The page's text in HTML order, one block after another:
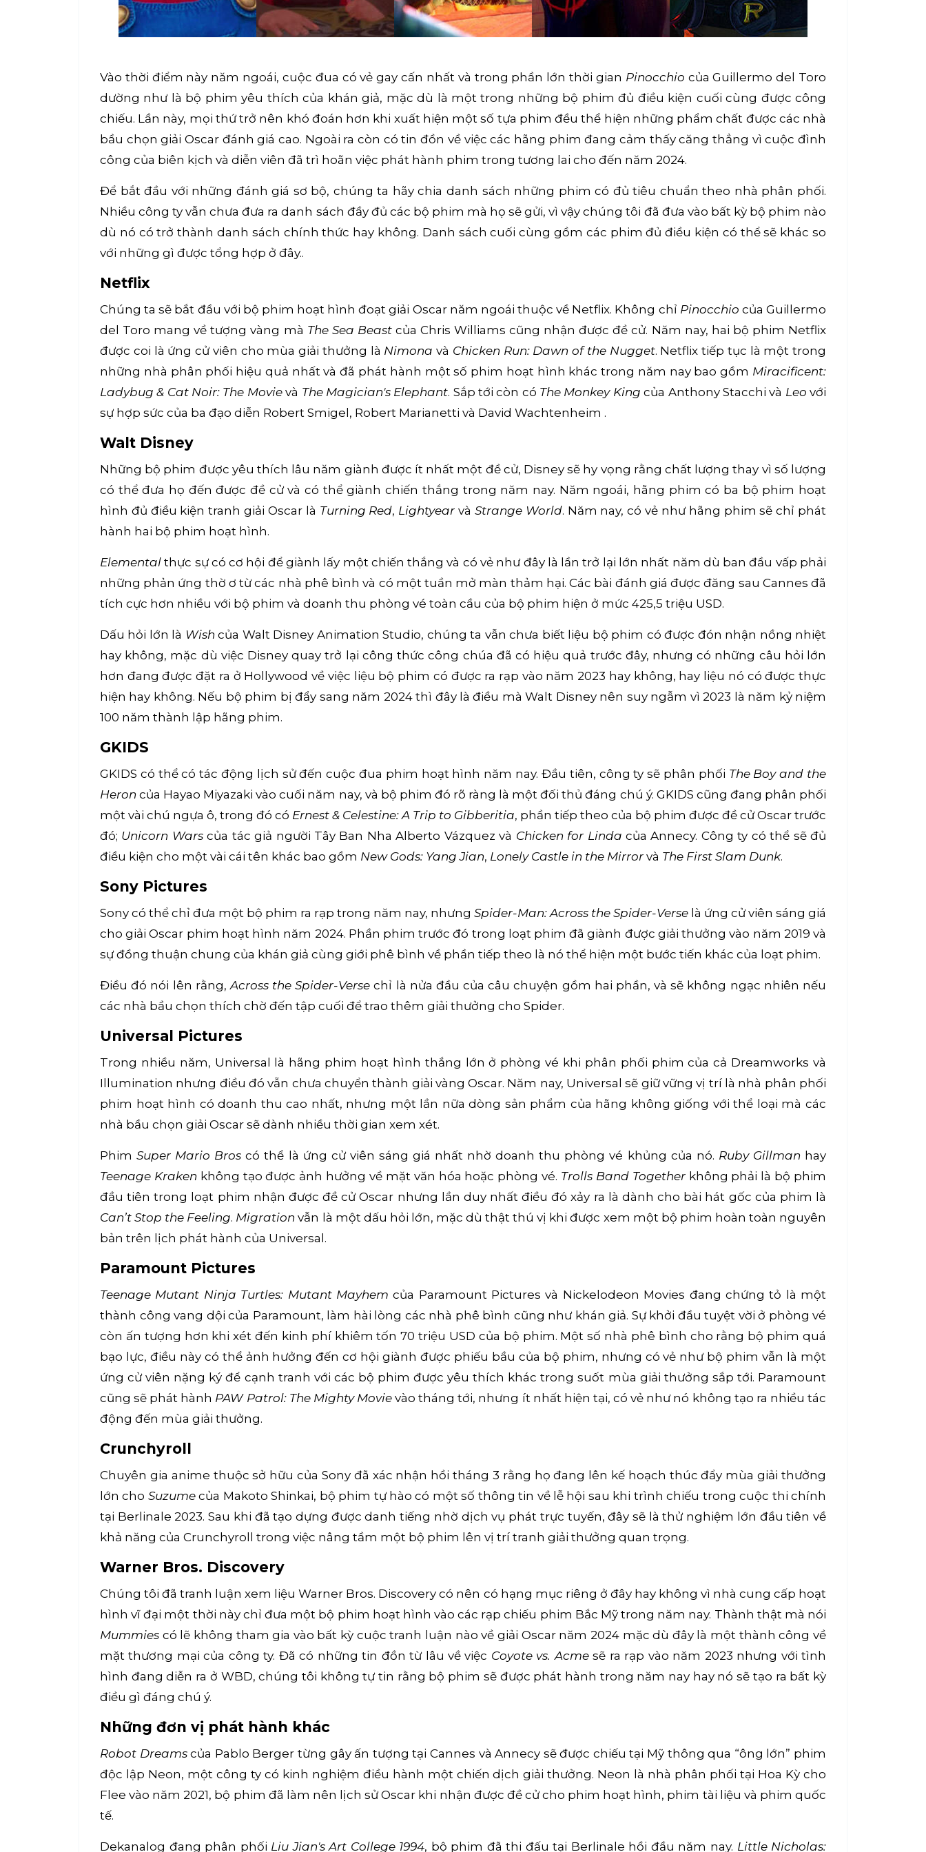
Vào thời điểm này năm ngoái, cuộc đua có vẻ gay cấn nhất và trong phần lớn thời gian Pinocchio của Guillermo del Toro
dường như là bộ phim yêu thích của khán giả, mặc dù là một trong những bộ phim đủ điều kiện cuối cùng được công
chiếu. Lần này, mọi thứ trở nên khó đoán hơn khi xuất hiện một số tựa phim đều thể hiện những phẩm chất được các nhà
bầu chọn giải Oscar đánh giá cao. Ngoài ra còn có tin đồn về việc các hãng phim đang cảm thấy căng thẳng vì cuộc đình
công của biên kịch và diễn viên đã trì hoãn việc phát hành phim trong tương lai cho đến năm 2024.
Để bắt đầu với những đánh giá sơ bộ, chúng ta hãy chia danh sách những phim có đủ tiêu chuẩn theo nhà phân phối.
Nhiều công ty vẫn chưa đưa ra danh sách đầy đủ các bộ phim mà họ sẽ gửi, vì vậy chúng tôi đã đưa vào bất kỳ bộ phim nào
dù nó có trở thành danh sách chính thức hay không. Danh sách cuối cùng gồm các phim đủ điều kiện có thể sẽ khác so
với những gì được tổng hợp ở đây..
Netflix
Chúng ta sẽ bắt đầu với bộ phim hoạt hình đoạt giải Oscar năm ngoái thuộc về Netflix. Không chỉ Pinocchio của Guillermo
del Toro mang về tượng vàng mà The Sea Beastcủa Chris Williams cũng nhận được đề cử. Năm nay, hai bộ phim Netflix
được coi là ứng cử viên cho mùa giải thưởng là Nimona và Chicken Run: Dawn of the Nugget. Netflix tiếp tục là một trong
những nhà phân phối hiệu quả nhất và đã phát hành một số phim hoạt hình khác trong năm nay bao gồm Miracificent:
Ladybug & Cat Noir: The Movievà The Magician's Elephant. Sắp tới còn có The Monkey Kingcủa Anthony Stacchi và Leo với
sự hợp sức của ba đạo diễn Robert Smigel, Robert Marianetti và David Wachtenheim .
Walt Disney
Những bộ phim được yêu thích lâu năm giành được ít nhất một đề cử, Disney sẽ hy vọng rằng chất lượng thay vì số lượng
có thể đưa họ đến được đề cử và có thể giành chiến thắng trong năm nay. Năm ngoái, hãng phim có ba bộ phim hoạt
hình đủ điều kiện tranh giải Oscar là Turning Red, Lightyear và Strange World. Năm nay, có vẻ như hãng phim sẽ chỉ phát
hành hai bộ phim hoạt hình.
Elementalthực sự có cơ hội để giành lấy một chiến thắng và có vẻ như đây là lần trở lại lớn nhất năm dù ban đầu vấp phải
những phản ứng thờ ơ từ các nhà phê bình và có một tuần mở màn thảm hại. Các bài đánh giá được đăng sau Cannes đã
tích cực hơn nhiều với bộ phim và doanh thu phòng vé toàn cầu của bộ phim hiện ở mức 425,5 triệu USD.
Dấu hỏi lớn là Wish của Walt Disney Animation Studio, chúng ta vẫn chưa biết liệu bộ phim có được đón nhận nồng nhiệt
hay không, mặc dù việc Disney quay trở lại công thức công chúa đã có hiệu quả trước đây, nhưng có những câu hỏi lớn
hơn đang được đặt ra ở Hollywood về việc liệu bộ phim có được ra rạp vào năm 2023 hay không, hay liệu nó có được thực
hiện hay không. Nếu bộ phim bị đẩy sang năm 2024 thì đây là điều mà Walt Disney nên suy ngẫm vì 2023 là năm kỷ niệm
100 năm thành lập hãng phim.
GKIDS
GKIDS có thể có tác động lịch sử đến cuộc đua phim hoạt hình năm nay. Đầu tiên, công ty sẽ phân phối The Boy and the
Heron của Hayao Miyazaki vào cuối năm nay, và bộ phim đó rõ ràng là một đối thủ đáng chú ý. GKIDS cũng đang phân phối
một vài chú ngựa ô, trong đó có Ernest & Celestine: A Trip to Gibberitia, phần tiếp theo của bộ phim được đề cử Oscar trước
đó; Unicorn Warscủa tác giả người Tây Ban Nha Alberto Vázquez và Chicken for Linda của Annecy. Công ty có thể sẽ đủ
điều kiện cho một vài cái tên khác bao gồm New Gods: Yang Jian, Lonely Castle in the Mirror và The First Slam Dunk.
Sony Pictures
Sony có thể chỉ đưa một bộ phim ra rạp trong năm nay, nhưng Spider-Man: Across the Spider-Verse là ứng cử viên sáng giá
cho giải Oscar phim hoạt hình năm 2024. Phần phim trước đó trong loạt phim đã giành được giải thưởng vào năm 2019 và
sự đồng thuận chung của khán giả cùng giới phê bình về phần tiếp theo là nó thể hiện một bước tiến khác của loạt phim.
Điều đó nói lên rằng, Across the Spider-Verse chỉ là nửa đầu của câu chuyện gồm hai phần, và sẽ không ngạc nhiên nếu
các nhà bầu chọn thích chờ đến tập cuối để trao thêm giải thưởng cho Spider.
Universal Pictures
Trong nhiều năm, Universal là hãng phim hoạt hình thắng lớn ở phòng vé khi phân phối phim của cả Dreamworks và
Illumination nhưng điều đó vẫn chưa chuyển thành giải vàng Oscar. Năm nay, Universal sẽ giữ vững vị trí là nhà phân phối
phim hoạt hình có doanh thu cao nhất, nhưng một lần nữa dòng sản phẩm của hãng không giống với thể loại mà các
nhà bầu chọn giải Oscar sẽ dành nhiều thời gian xem xét.
PhimSuper Mario Bros có thể là ứng cử viên sáng giá nhất nhờ doanh thu phòng vé khủng của nó. Ruby Gillman hay
Teenage Kraken không tạo được ảnh hưởng về mặt văn hóa hoặc phòng vé. Trolls Band Togetherkhông phải là bộ phim
đầu tiên trong loạt phim nhận được đề cử Oscar nhưng lần duy nhất điều đó xảy ra là dành cho bài hát gốc của phim là
Can’t Stop the Feeling. Migration vẫn là một dấu hỏi lớn, mặc dù thật thú vị khi được xem một bộ phim hoàn toàn nguyên
bản trên lịch phát hành của Universal.
Paramount Pictures
Teenage Mutant Ninja Turtles: Mutant Mayhem của Paramount Pictures và Nickelodeon Movies đang chứng tỏ là một
thành công vang dội của Paramount, làm hài lòng các nhà phê bình cũng như khán giả. Sự khởi đầu tuyệt vời ở phòng vé
còn ấn tượng hơn khi xét đến kinh phí khiêm tốn 70 triệu USD của bộ phim. Một số nhà phê bình cho rằng bộ phim quá
bạo lực, điều này có thể ảnh hưởng đến cơ hội giành được phiếu bầu của bộ phim, nhưng có vẻ như bộ phim vẫn là một
ứng cử viên nặng ký để cạnh tranh với các bộ phim được yêu thích khác trong suốt mùa giải thưởng sắp tới. Paramount
cũng sẽ phát hành PAW Patrol: The Mighty Movievào tháng tới, nhưng ít nhất hiện tại, có vẻ như nó không tạo ra nhiều tác
động đến mùa giải thưởng.
Crunchyroll
Chuyên gia anime thuộc sở hữu của Sony đã xác nhận hồi tháng 3 rằng họ đang lên kế hoạch thúc đẩy mùa giải thưởng
lớn cho Suzumecủa Makoto Shinkai, bộ phim tự hào có một số thông tin về lễ hội sau khi trình chiếu trong cuộc thi chính
tại Berlinale 2023. Sau khi đã tạo dựng được danh tiếng nhờ dịch vụ phát trực tuyến, đây sẽ là thử nghiệm lớn đầu tiên về
khả năng của Crunchyroll trong việc nâng tầm một bộ phim lên vị trí tranh giải thưởng quan trọng.
Warner Bros. Discovery
Chúng tôi đã tranh luận xem liệu Warner Bros. Discovery có nên có hạng mục riêng ở đây hay không vì nhà cung cấp hoạt
hình vĩ đại một thời này chỉ đưa một bộ phim hoạt hình vào các rạp chiếu phim Bắc Mỹ trong năm nay. Thành thật mà nói
Mummies có lẽ không tham gia vào bất kỳ cuộc tranh luận nào về giải Oscar năm 2024 mặc dù đây là một thành công về
mặt thương mại của công ty. Đã có những tin đồn từ lâu về việc Coyote vs. Acmesẽ ra rạp vào năm 2023 nhưng với tình
hình đang diễn ra ở WBD, chúng tôi không tự tin rằng bộ phim sẽ được phát hành trong năm nay hay nó sẽ tạo ra bất kỳ
điều gì đáng chú ý.
Những đơn vị phát hành khác
Robot Dreamscủa Pablo Berger từng gây ấn tượng tại Cannes và Annecy sẽ được chiếu tại Mỹ thông qua “ông lớn” phim
độc lập Neon, một công ty có kinh nghiệm điều hành một chiến dịch giải thưởng. Neon là nhà phân phối tại Hoa Kỳ cho
Flee vào năm 2021, bộ phim đã làm nên lịch sử Oscar khi nhận được đề cử cho phim hoạt hình, phim tài liệu và phim quốc
tế.
Dekanalog đang phân phối Liu Jian's Art College 1994, bộ phim đã thi đấu tại Berlinale hồi đầu năm nay. Little Nicholas: